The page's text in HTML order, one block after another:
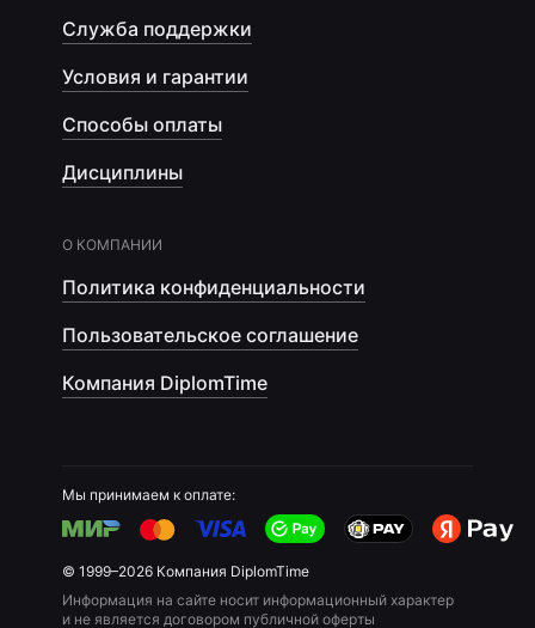
Служба поддержки
Условия и гарантии
Способы оплаты
Дисциплины
О КОМПАНИИ
Политика конфиденциальности
Пользовательское соглашение
Компания DiplomTime
Мы принимаем к оплате:
© 1999–2026 Компания DiplomTime
Информация на сайте носит информационный характер
и не является договором публичной оферты